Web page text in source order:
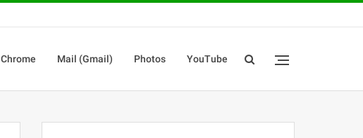
Chrome Mail (Gmail) Photos YouTube